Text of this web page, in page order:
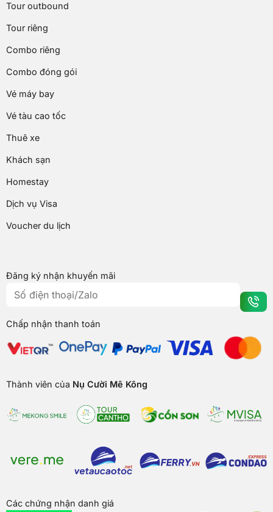
Tour outbound
Tour riêng
Combo riêng
Combo đóng gói
Vé máy bay
Vé tàu cao tốc
Thuê xe
Khách sạn
Homestay
Dịch vụ Visa
Voucher du lịch
Đăng ký nhận khuyến mãi
Chấp nhận thanh toán
Thành viên của Nụ Cười Mê Kông
Các chứng nhận danh giá